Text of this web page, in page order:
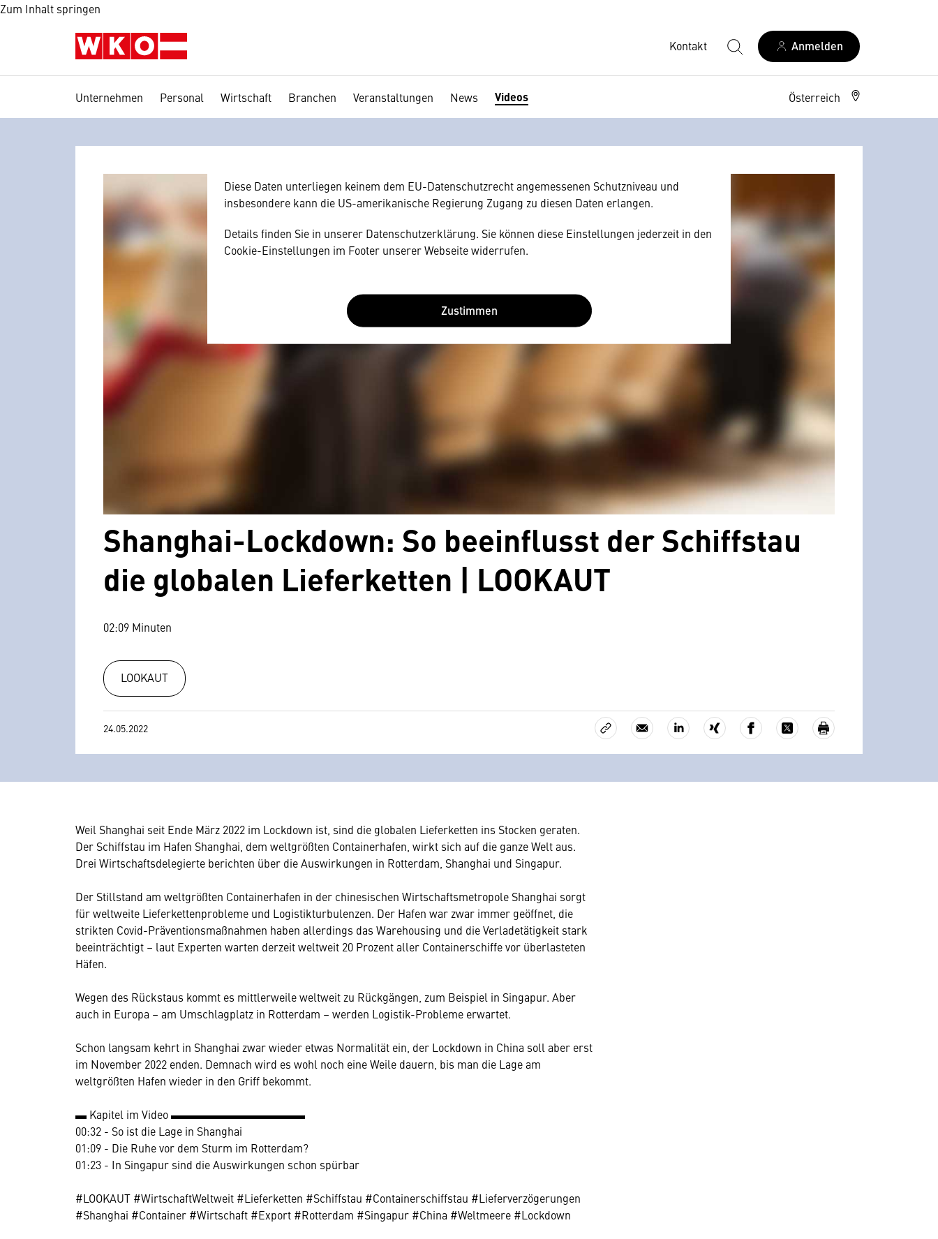
Zum Inhalt springen
Kontakt Anmelden
Unternehmen Personal Wirtschaft Branchen Veranstaltungen News Videos Österreich
Wir benötigen Ihre Zustimmung
Diese Daten unterliegen keinem dem EU-Datenschutzrecht angemessenen Schutzniveau und
insbesondere kann die US-amerikanische Regierung Zugang zu diesen Daten erlangen.
Details finden Sie in unserer Datenschutzerklärung. Sie können diese Einstellungen jederzeit in den
Cookie-Einstellungen im Footer unserer Webseite widerrufen.
Zustimmen
Shanghai-Lockdown: So beeinflusst der Schiffstau
die globalen Lieferketten | LOOKAUT
02:09 Minuten
LOOKAUT
24.05.2022
Weil Shanghai seit Ende März 2022 im Lockdown ist, sind die globalen Lieferketten ins Stocken geraten.
Der Schiffstau im Hafen Shanghai, dem weltgrößten Containerhafen, wirkt sich auf die ganze Welt aus.
Drei Wirtschaftsdelegierte berichten über die Auswirkungen in Rotterdam, Shanghai und Singapur.
Der Stillstand am weltgrößten Containerhafen in der chinesischen Wirtschaftsmetropole Shanghai sorgt
für weltweite Lieferkettenprobleme und Logistikturbulenzen. Der Hafen war zwar immer geöffnet, die
strikten Covid-Präventionsmaßnahmen haben allerdings das Warehousing und die Verladetätigkeit stark
beeinträchtigt – laut Experten warten derzeit weltweit 20 Prozent aller Containerschiffe vor überlasteten
Häfen.
Wegen des Rückstaus kommt es mittlerweile weltweit zu Rückgängen, zum Beispiel in Singapur. Aber
auch in Europa – am Umschlagplatz in Rotterdam – werden Logistik-Probleme erwartet.
Schon langsam kehrt in Shanghai zwar wieder etwas Normalität ein, der Lockdown in China soll aber erst
im November 2022 enden. Demnach wird es wohl noch eine Weile dauern, bis man die Lage am
weltgrößten Hafen wieder in den Griff bekommt.
▬ Kapitel im Video ▬▬▬▬▬▬▬▬▬▬▬▬
00:32 - So ist die Lage in Shanghai
01:09 - Die Ruhe vor dem Sturm im Rotterdam?
01:23 - In Singapur sind die Auswirkungen schon spürbar
#LOOKAUT #WirtschaftWeltweit #Lieferketten #Schiffstau #Containerschiffstau #Lieferverzögerungen
#Shanghai #Container #Wirtschaft #Export #Rotterdam #Singapur #China #Weltmeere #Lockdown